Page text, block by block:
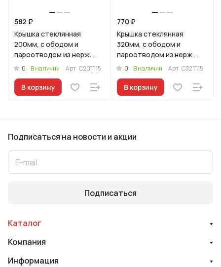
582 ₽
Крышка стеклянная
200мм, с ободом и
пароотводом из нерж.
стали под золото и
0 В наличии Арт.С20Т115
В корзину
770 ₽
Крышка стеклянная
320мм, с ободом и
пароотводом из нерж.
стали под золото и
0 В наличии Арт.С32Т115
В корзину
Подписаться на новости и акции
Подписаться
Каталог
Компания
Информация